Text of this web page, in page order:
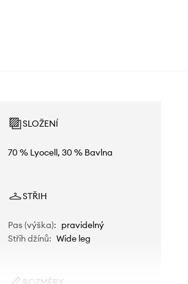
SLOŽENÍ
70 % Lyocell, 30 % Bavlna
STŘIH
Pas (výška): pravidelný
Střih džínů: Wide leg